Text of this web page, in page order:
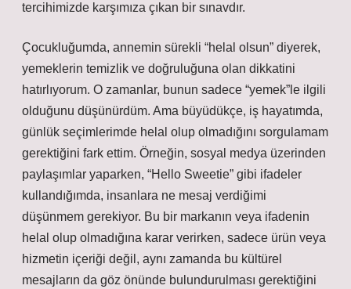
tercihimizde karşımıza çıkan bir sınavdır.
Çocukluğumda, annemin sürekli “helal olsun” diyerek,
yemeklerin temizlik ve doğruluğuna olan dikkatini
hatırlıyorum. O zamanlar, bunun sadece “yemek”le ilgili
olduğunu düşünürdüm. Ama büyüdükçe, iş hayatımda,
günlük seçimlerimde helal olup olmadığını sorgulamam
gerektiğini fark ettim. Örneğin, sosyal medya üzerinden
paylaşımlar yaparken, “Hello Sweetie” gibi ifadeler
kullandığımda, insanlara ne mesaj verdiğimi
düşünmem gerekiyor. Bu bir markanın veya ifadenin
helal olup olmadığına karar verirken, sadece ürün veya
hizmetin içeriği değil, aynı zamanda bu kültürel
mesajların da göz önünde bulundurulması gerektiğini